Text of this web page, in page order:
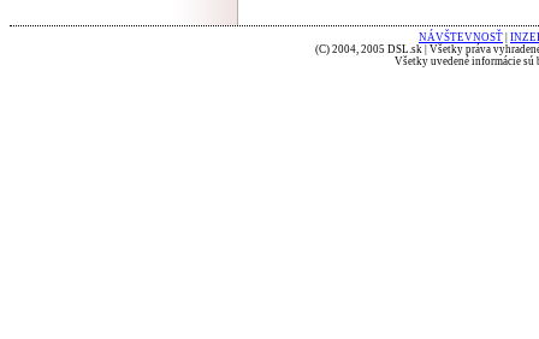
NÁVŠTEVNOSŤ
(C) 2004, 2005 DSL.sk | Všetky práva
Všetky uvedené informácie sú